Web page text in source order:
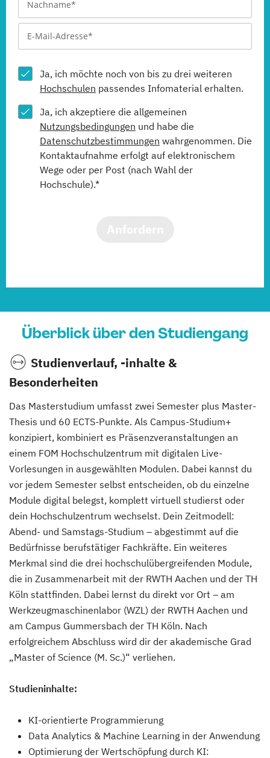
Ja, ich möchte noch von bis zu drei weiteren
Hochschulen passendes Infomaterial erhalten.
Ja, ich akzeptiere die allgemeinen
Nutzungsbedingungen und habe die
Datenschutzbestimmungen wahrgenommen. Die
Kontaktaufnahme erfolgt auf elektronischem
Wege oder per Post (nach Wahl der
Hochschule).*
Überblick über den Studiengang
Studienverlauf, -inhalte &
Besonderheiten
Das Masterstudium umfasst zwei Semester plus Master-
Thesis und 60 ECTS-Punkte. Als Campus-Studium+
konzipiert, kombiniert es Präsenzveranstaltungen an
einem FOM Hochschulzentrum mit digitalen Live-
Vorlesungen in ausgewählten Modulen. Dabei kannst du
vor jedem Semester selbst entscheiden, ob du einzelne
Module digital belegst, komplett virtuell studierst oder
dein Hochschulzentrum wechselst. Dein Zeitmodell:
Abend- und Samstags-Studium – abgestimmt auf die
Bedürfnisse berufstätiger Fachkräfte. Ein weiteres
Merkmal sind die drei hochschulübergreifenden Module,
die in Zusammenarbeit mit der RWTH Aachen und der TH
Köln stattfinden. Dabei lernst du direkt vor Ort – am
Werkzeugmaschinenlabor (WZL) der RWTH Aachen und
am Campus Gummersbach der TH Köln. Nach
erfolgreichem Abschluss wird dir der akademische Grad
„Master of Science (M. Sc.)“ verliehen.
Studieninhalte:
KI-orientierte Programmierung
Data Analytics & Machine Learning in der Anwendung
Optimierung der Wertschöpfung durch KI: